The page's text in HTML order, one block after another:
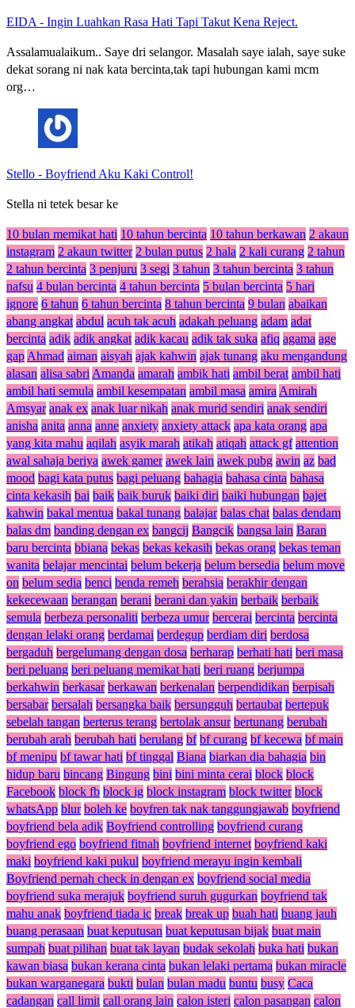
EIDA - Ingin Luahkan Rasa Hati Tapi Takut Kena Reject.
Assalamualaikum.. Saye dri selangor. Masalah saye ialah, saye suke
dekat sorang ni nak kata bercinta,tak tapi hubungan kami mcm
org…
Stello - Boyfriend Aku Kaki Control!
Stella ni tetek besar ke
10 bulan memikat hati 10 tahun bercinta 10 tahun berkawan 2 akaun
instagram 2 akaun twitter 2 bulan putus 2 hala 2 kali curang 2 tahun
2 tahun bercinta 3 penjuru 3 segi 3 tahun 3 tahun bercinta 3 tahun
nafsu 4 bulan bercinta 4 tahun bercinta 5 bulan bercinta 5 hari
ignore 6 tahun 6 tahun bercinta 8 tahun bercinta 9 bulan abaikan
abang angkat abdul acuh tak acuh adakah peluang adam adat
bercinta adik adik angkat adik kacau adik tak suka afiq agama age
gap Ahmad aiman aisyah ajak kahwin ajak tunang aku mengandung
alasan alisa sabri Amanda amarah ambik hati ambil berat ambil hati
ambil hati semula ambil kesempatan ambil masa amira Amirah
Amsyar anak ex anak luar nikah anak murid sendiri anak sendiri
anisha anita anna anne anxiety anxiety attack apa kata orang apa
yang kita mahu aqilah asyik marah atikah atiqah attack gf attention
awal sahaja beriya awek gamer awek lain awek pubg awin az bad
mood bagi kata putus bagi peluang bahagia bahasa cinta bahasa
cinta kekasih bai baik baik buruk baiki diri baiki hubungan bajet
kahwin bakal mentua bakal tunang balajar balas chat balas dendam
balas dm banding dengan ex bangcij Bangcik bangsa lain Baran
baru bercinta bbiana bekas bekas kekasih bekas orang bekas teman
wanita belajar mencintai belum bekerja belum bersedia belum move
on belum sedia benci benda remeh berahsia berakhir dengan
kekecewaan berangan berani berani dan yakin berbaik berbaik
semula berbeza personaliti berbeza umur bercerai bercinta bercinta
dengan lelaki orang berdamai berdegup berdiam diri berdosa
bergaduh bergelumang dengan dosa berharap berhati hati beri masa
beri peluang beri peluang memikat hati beri ruang berjumpa
berkahwin berkasar berkawan berkenalan berpendidikan berpisah
bersabar bersalah bersangka baik bersungguh bertaubat bertepuk
sebelah tangan berterus terang bertolak ansur bertunang berubah
berubah arah berubah hati berulang bf bf curang bf kecewa bf main
bf menipu bf tawar hati bf tinggal Biana biarkan dia bahagia bin
hidup baru bincang Bingung bini bini minta cerai block block
Facebook block fb block ig block instagram block twitter block
whatsApp blur boleh ke boyfren tak nak tanggungjawab boyfriend
boyfriend bela adik Boyfriend controlling boyfriend curang
boyfriend ego boyfriend fitnah boyfriend internet boyfriend kaki
maki boyfriend kaki pukul boyfriend merayu ingin kembali
Boyfriend pernah check in dengan ex boyfriend social media
boyfriend suka merajuk boyfriend suruh gugurkan boyfriend tak
mahu anak boyfriend tiada ic break break up buah hati buang jauh
buang perasaan buat keputusan buat keputusan bijak buat main
sumpah buat pilihan buat tak layan budak sekolah buka hati bukan
kawan biasa bukan kerana cinta bukan lelaki pertama bukan miracle
bukan warganegara bukti bulan bulan madu buntu busy Caca
cadangan call limit call orang lain calon isteri calon pasangan calon